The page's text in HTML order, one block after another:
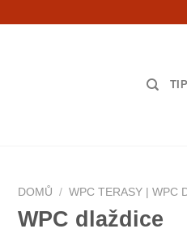
DOMŮ / WPC TERASY | WPC
WPC dlaždice